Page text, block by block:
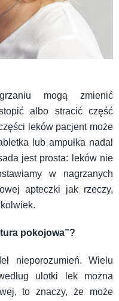
mogą zmienić
albo stracić część
leków pacjent może
lub ampułka nadal
jest prosta: leków nie
w nagrzanych
apteczki jak rzeczy,
pokojowa”?
nieporozumień. Wielu
ulotki lek można
to znaczy, że może